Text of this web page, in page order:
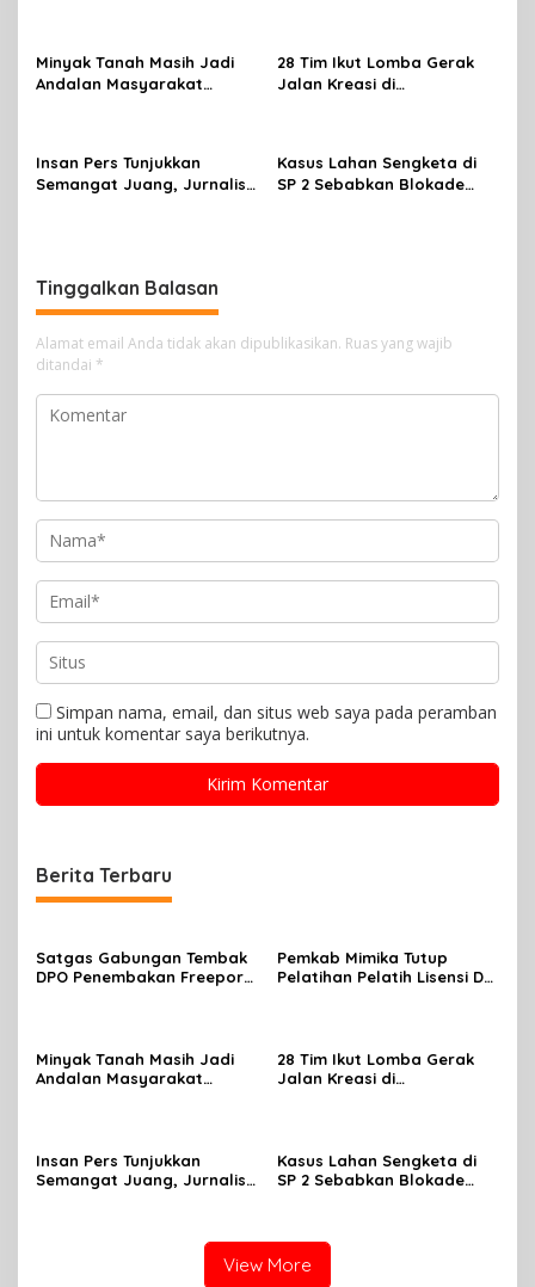
Minyak Tanah Masih Jadi
Andalan Masyarakat
28 Tim Ikut Lomba Gerak
Jalan Kreasi di
Insan Pers Tunjukkan
Semangat Juang, Jurnalis
Kasus Lahan Sengketa di
SP 2 Sebabkan Blokade
Tinggalkan Balasan
Alamat email Anda tidak akan dipublikasikan. Ruas yang wajib
ditandai *
Simpan nama, email, dan situs web saya pada peramban
ini untuk komentar saya berikutnya.
Berita Terbaru
Satgas Gabungan Tembak
DPO Penembakan Freeport
Pemkab Mimika Tutup
Pelatihan Pelatih Lisensi D
Minyak Tanah Masih Jadi
Andalan Masyarakat
28 Tim Ikut Lomba Gerak
Jalan Kreasi di
Insan Pers Tunjukkan
Semangat Juang, Jurnalis
Kasus Lahan Sengketa di
SP 2 Sebabkan Blokade
View More